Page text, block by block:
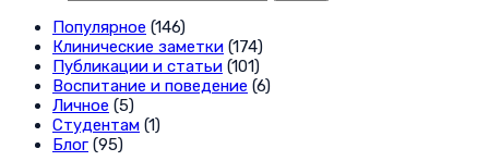
Популярное (146)
Клинические заметки (174)
Публикации и статьи (101)
Воспитание и поведение (6)
Личное (5)
Студентам (1)
Блог (95)